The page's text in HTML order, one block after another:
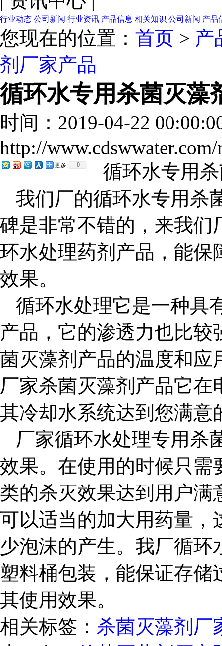
行业动态 公司新闻 行业资讯 产品信息 相关知识 公司新闻 产品
您现在的位置： 首页 > 产
剂厂家产品
循环水专用杀菌灭藻
时间：2019-04-22
http://
更多 0
循环水专用
我们厂的循环水专用杀
碑是非常不错的，来我们
环水处理药剂产品，能保
效果。
循环水处理它是一种具
产品，它的渗透力也比
菌灭藻剂产品的温度和应
厂家杀菌灭藻剂产品它
其冷却水系统达到您满意
厂家循环水处理专用杀
效果。在使用的时候只需
类的杀灭效果达到用户满
可以适当的加大用药量，
少泡沫的产生。我厂循
塑料桶包装，能保证存
其使用效果。
相关标签： 杀菌灭藻剂厂